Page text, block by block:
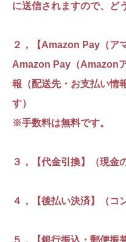
に送信されますので、ど
２，【Amazon Pay（ア
Amazon Pay（Amazon
報（配送先・お支払い情
す）
※手数料は無料です。
３，【代金引換】（現金
４，【後払い決済】（コ